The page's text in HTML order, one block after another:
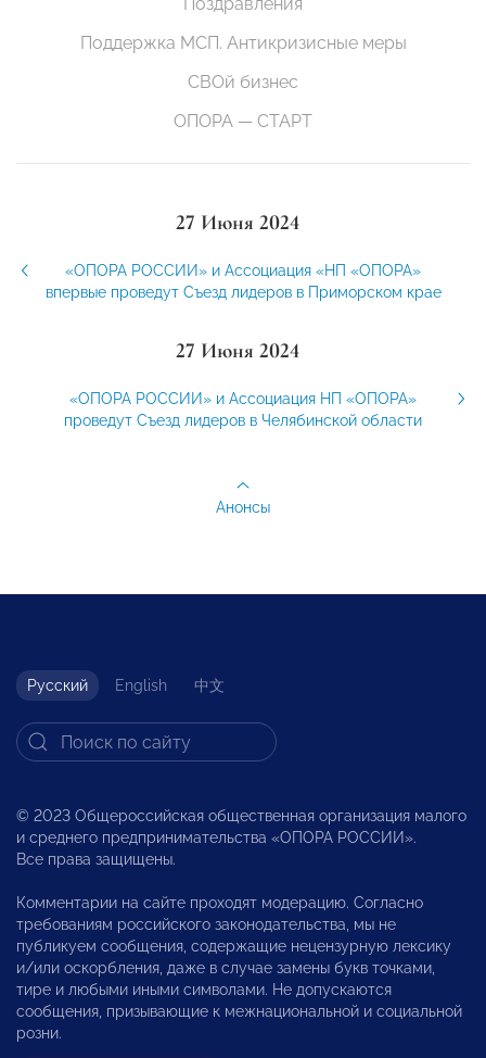
Поддержка МСП. Антикризисные меры
СВОй бизнес
ОПОРА — СТАРТ
27 Июня 2024
«ОПОРА РОССИИ» и Ассоциация «НП «ОПОРА»
впервые проведут Съезд лидеров в Приморском крае
27 Июня 2024
«ОПОРА РОССИИ» и Ассоциация НП «ОПОРА»
проведут Съезд лидеров в Челябинской области
Анонсы
Русский English 中文
© 2023 Общероссийская общественная организация малого
и среднего предпринимательства «ОПОРА РОССИИ».
Все права защищены.
Комментарии на сайте проходят модерацию. Согласно
требованиям российского законодательства, мы не
публикуем сообщения, содержащие нецензурную лексику
и/или оскорбления, даже в случае замены букв точками,
тире и любыми иными символами. Не допускаются
сообщения, призывающие к межнациональной и социальной
розни.